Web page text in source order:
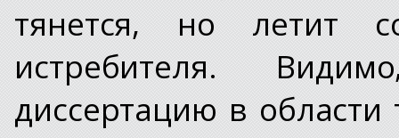
тянется, но летит
истребителя.
диссертацию в области